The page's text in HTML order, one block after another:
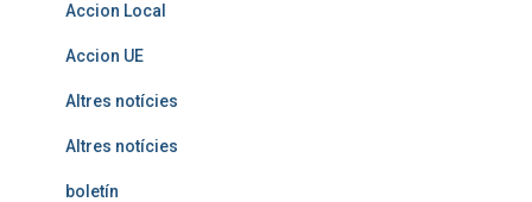
Accion Local
Accion UE
Altres notícies
Altres notícies
boletín